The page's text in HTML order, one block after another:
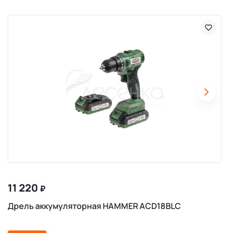
11 220 ₽
Дрель аккумуляторная HAMMER ACD18BLC